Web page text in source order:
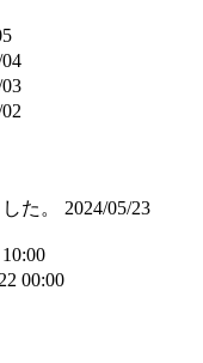
た。
2024/05/23
00:00